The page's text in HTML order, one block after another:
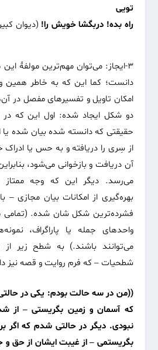
راه بده! دربگشا خویش را! (دیوان کبیر
۳-ایجاز: می‌توان مهم‌ترین مولفۀ این
دانست؛ کما این که به خاطر
امکان تاویل و تفسیرهای مفصل در
دو شکل ایجاد شده: اول این که
حقیقتی که دانسته شده بیان شده یا
از سِری را دریافته و به حس یا ادراک
آن دریافت و بازخوانی می‌شود،
می‌رسد. دیگر این که وجه ممتاز
بهره‌گیری از امکانات بیان مجازی –
فشرده‌ترین شکل شان شده. (تمامی
واحدهای جمله یا پاراگراف،
می‌توانند باشند.) به شطح زیر
شطحیات – که فرم روایت و قصه نیز
((من در سه حالت بودم: یکی در
که آسمان و زمین بگریستی –
نبودی. دیگر در حالتی شدم که اگر
بگریستمی – از غیبت ایشان از حق